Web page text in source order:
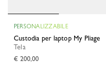
PERSONALIZZABILE
Custodia per laptop My Pliage
Tela
€ 200,00